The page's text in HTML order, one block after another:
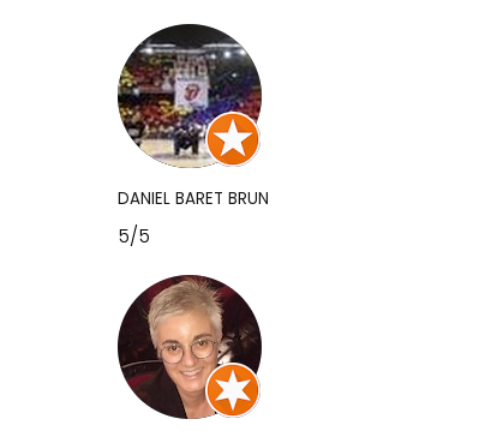
DANIEL BARET BRUN
5/5